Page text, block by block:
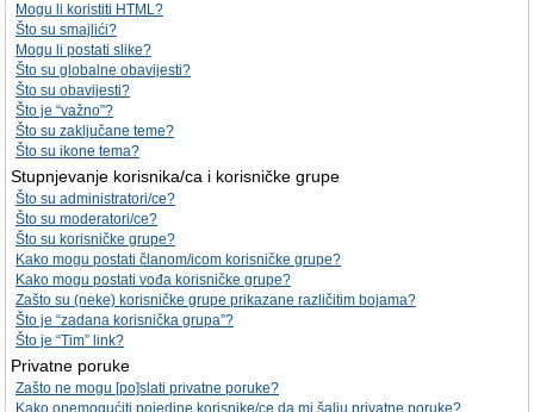
Mogu li koristiti HTML?
Što su smajlići?
Mogu li postati slike?
Što su globalne obavijesti?
Što su obavijesti?
Što je “važno”?
Što su zaključane teme?
Što su ikone tema?
Stupnjevanje korisnika/ca i korisničke grupe
Što su administratori/ce?
Što su moderatori/ce?
Što su korisničke grupe?
Kako mogu postati članom/icom korisničke grupe?
Kako mogu postati vođa korisničke grupe?
Zašto su (neke) korisničke grupe prikazane različitim bojama?
Što je “zadana korisnička grupa”?
Što je “Tim” link?
Privatne poruke
Zašto ne mogu [po]slati privatne poruke?
Kako onemogućiti pojedine korisnike/ce da mi šalju privatne poruke?